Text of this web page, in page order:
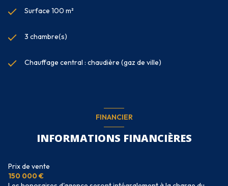
Surface 100 m²
3 chambre(s)
Chauffage central : chaudière (gaz de ville)
FINANCIER
INFORMATIONS FINANCIÈRES
Prix de vente
150 000 €